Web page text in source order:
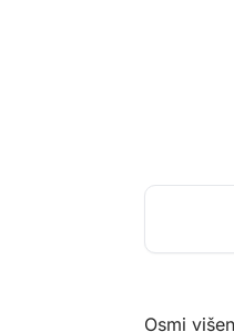
Osmi